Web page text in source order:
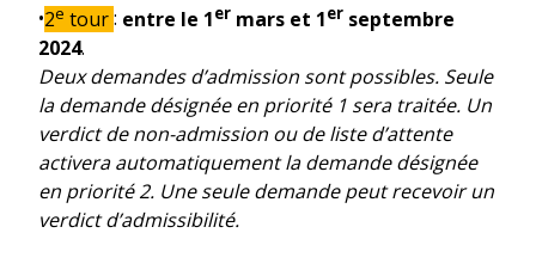
•2e tour: entre le 1er mars et 1er septembre
2024.
Deux demandes d’admission sont possibles. Seule
la demande désignée en priorité 1 sera traitée. Un
verdict de non-admission ou de liste d’attente
activera automatiquement la demande désignée
en priorité 2. Une seule demande peut recevoir un
verdict d’admissibilité.